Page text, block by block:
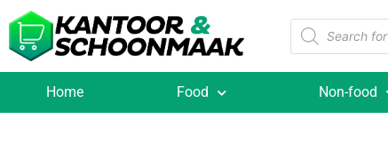
Home Food Non-food